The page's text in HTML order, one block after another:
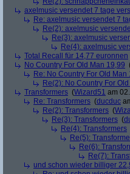
axelmusic versendet 7 tage
Re: axelmusic versendet 7
Re(2): axelmusic
Re(3): axelmusic
Re(4): axelmusic
Total Recall für 14,77 euronnen
No Country For Old Man 19,99
Re: No Country For Old Man
Re(2): No Country For
Transformers (Wizard51 am
Re: Transformers (ducduc
Re(2): Transformers (
Re(3): Transformers (
Re(4): Transformers
Re(5):
Re(6):
Re(7):
und schon wieder billiger